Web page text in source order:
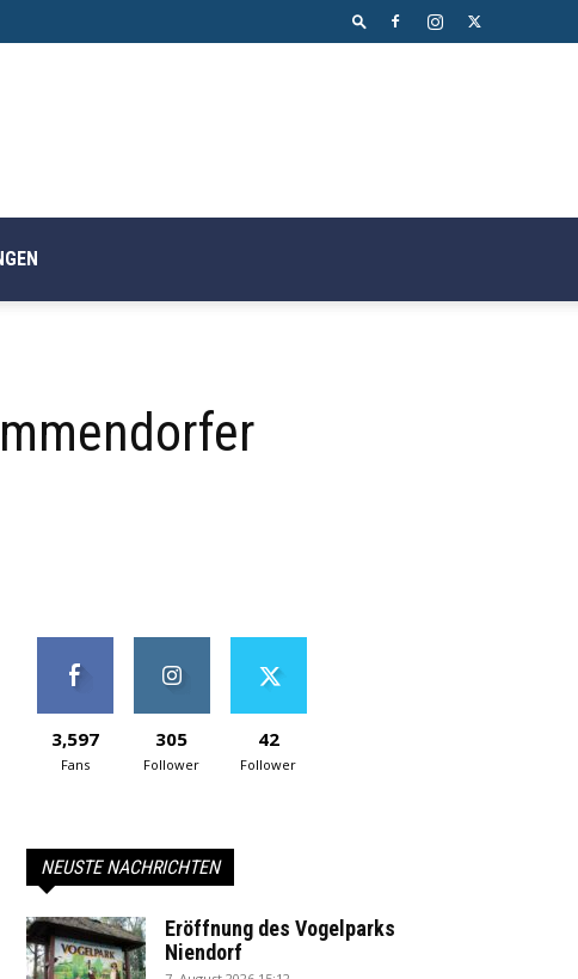
3,597
Fans
305
Follower
42
Follower
NEUSTE NACHRICHTEN
Eröffnung des Vogelparks
Niendorf